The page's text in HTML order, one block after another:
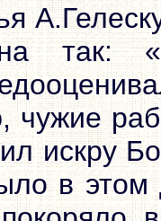
так:
чужие
искру
в этом